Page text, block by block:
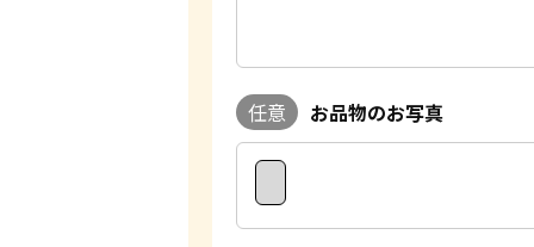
任意 お品物のお写真